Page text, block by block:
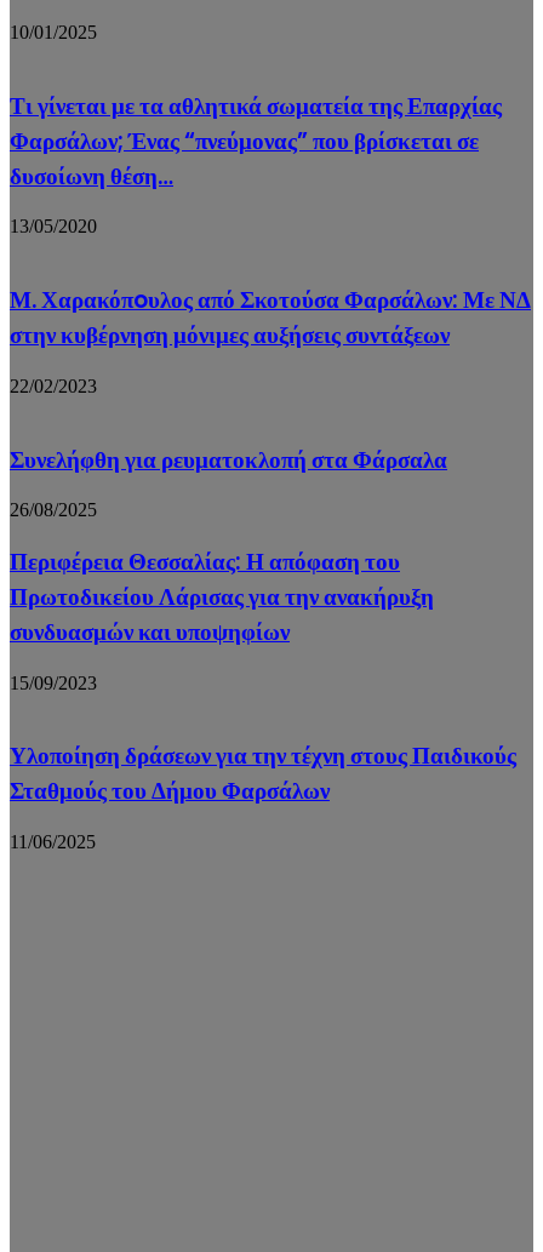
10/01/2025
Τι γίνεται με τα αθλητικά σωματεία της Επαρχίας
Φαρσάλων; Ένας “πνεύμονας” που βρίσκεται σε
δυσοίωνη θέση…
13/05/2020
Μ. Χαρακόπoυλος από Σκοτούσα Φαρσάλων: Με ΝΔ
στην κυβέρνηση μόνιμες αυξήσεις συντάξεων
22/02/2023
Συνελήφθη για ρευματοκλοπή στα Φάρσαλα
26/08/2025
Περιφέρεια Θεσσαλίας: Η απόφαση του
Πρωτοδικείου Λάρισας για την ανακήρυξη
συνδυασμών και υποψηφίων
15/09/2023
Υλοποίηση δράσεων για την τέχνη στους Παιδικούς
Σταθμούς του Δήμου Φαρσάλων
11/06/2025